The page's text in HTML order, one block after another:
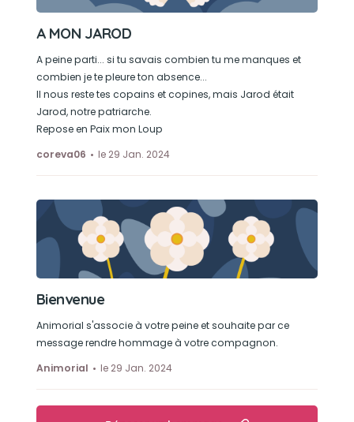
A MON JAROD
A peine parti... si tu savais combien tu me manques et
combien je te pleure ton absence...
Il nous reste tes copains et copines, mais Jarod était
Jarod, notre patriarche.
Repose en Paix mon Loup
coreva06
le 29 Jan. 2024
Bienvenue
Animorial s'associe à votre peine et souhaite par ce
message rendre hommage à votre compagnon.
Animorial
le 29 Jan. 2024